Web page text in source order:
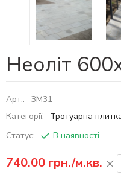
Неоліт
Арт.:
ЗМ31
Категорії:
Тротуарна
Статус:
В наявності
740.00 грн./м.кв.